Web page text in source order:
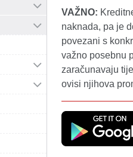
VAŽNO:
naknada, pa je
povezani s
važno posebnu
zaračunavaju
ovisi njihova